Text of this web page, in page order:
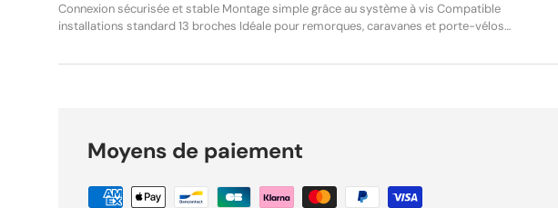
Connexion sécurisée et stable Montage simple grâce au système à vis Compatible
installations standard 13 broches Idéale pour remorques, caravanes et porte-vélos
Matière Plastique Tension 12V Conditionnement Blister Points forts Pièce : Prise socle
Moyens de paiement